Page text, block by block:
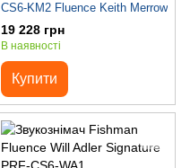
CS6-KM2 Fluence Keith Merrow
19 228 грн
В наявності
Купити